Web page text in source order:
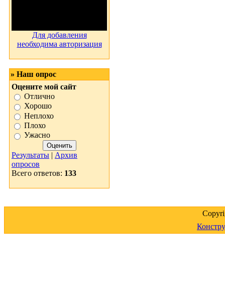
Для добавления
необходима авторизация
» Наш опрос
Оцените мой сайт
Отлично
Хорошо
Неплохо
Плохо
Ужасно
Результаты | Архив
опросов
Всего ответов: 133